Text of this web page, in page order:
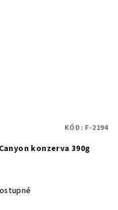
konzerva 390g
KÓD: F-2194